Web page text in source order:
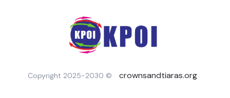
Copyright 2025-2030 © crownsandtiaras.org